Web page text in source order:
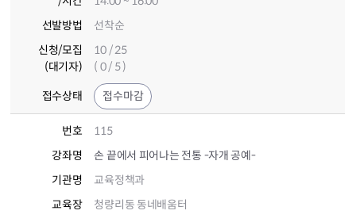
선발방법
선착순
신청/모집
(대기자)
10 / 25
( 0 / 5 )
접수상태 접수마감
번호
115
강좌명
손 끝에서 피어나는 전통 -자개 공예-
기관명
교육정책과
교육장
청량리동 동네배움터